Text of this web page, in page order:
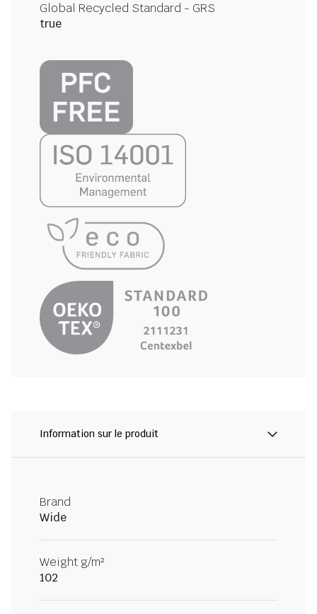
Global Recycled Standard - GRS
true
Information sur le produit
Brand
Wide
Weight g/m²
102